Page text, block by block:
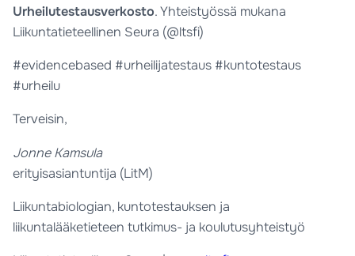
Urheilutestausverkosto. Yhteistyössä mukana
Liikuntatieteellinen Seura (@ltsfi)
#evidencebased #urheilijatestaus #kuntotestaus
#urheilu
Terveisin,
Jonne Kamsula
erityisasiantuntija (LitM)
Liikuntabiologian, kuntotestauksen ja
liikuntalääketieteen tutkimus- ja koulutusyhteistyö